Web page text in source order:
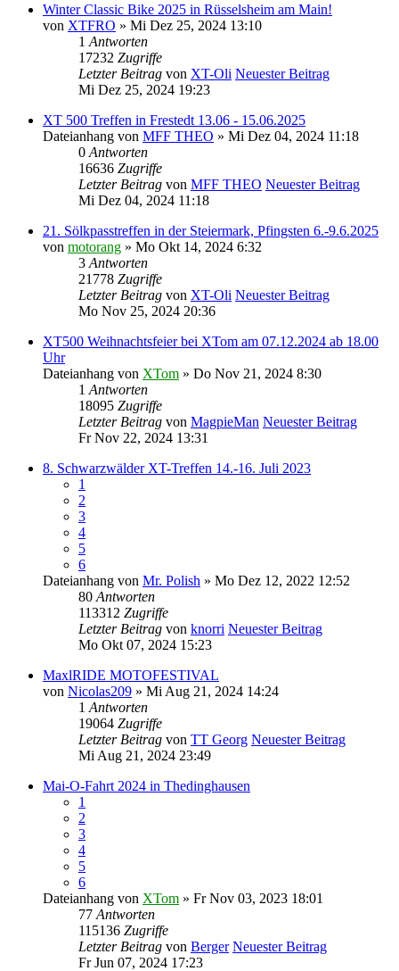
Winter Classic Bike 2025 in Rüsselsheim am Main!
von XTFRO » Mi Dez 25, 2024 13:10
1 Antworten
17232 Zugriffe
Letzter Beitrag von XT-Oli Neuester Beitrag
Mi Dez 25, 2024 19:23
XT 500 Treffen in Frestedt 13.06 - 15.06.2025
Dateianhang von MFF THEO » Mi Dez 04, 2024 11:18
0 Antworten
16636 Zugriffe
Letzter Beitrag von MFF THEO Neuester Beitrag
Mi Dez 04, 2024 11:18
21. Sölkpasstreffen in der Steiermark, Pfingsten 6.-9.6.2025
von motorang » Mo Okt 14, 2024 6:32
3 Antworten
21778 Zugriffe
Letzter Beitrag von XT-Oli Neuester Beitrag
Mo Nov 25, 2024 20:36
XT500 Weihnachtsfeier bei XTom am 07.12.2024 ab 18.00
Uhr
Dateianhang von XTom » Do Nov 21, 2024 8:30
1 Antworten
18095 Zugriffe
Letzter Beitrag von MagpieMan Neuester Beitrag
Fr Nov 22, 2024 13:31
8. Schwarzwälder XT-Treffen 14.-16. Juli 2023
1
2
3
4
5
6
Dateianhang von Mr. Polish » Mo Dez 12, 2022 12:52
80 Antworten
113312 Zugriffe
Letzter Beitrag von knorri Neuester Beitrag
Mo Okt 07, 2024 15:23
MaxlRIDE MOTOFESTIVAL
von Nicolas209 » Mi Aug 21, 2024 14:24
1 Antworten
19064 Zugriffe
Letzter Beitrag von TT Georg Neuester Beitrag
Mi Aug 21, 2024 23:49
Mai-O-Fahrt 2024 in Thedinghausen
1
2
3
4
5
6
Dateianhang von XTom » Fr Nov 03, 2023 18:01
77 Antworten
115136 Zugriffe
Letzter Beitrag von Berger Neuester Beitrag
Fr Jun 07, 2024 17:23